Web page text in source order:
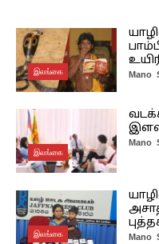
இலங்கை Mano
இலங்கை
Mano
இலங்கை Mano